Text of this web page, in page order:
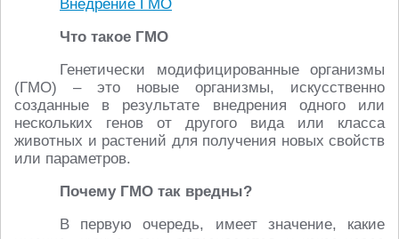
Внедрение ГМО
Что такое ГМО
Генетически модифицированные организмы
(ГМО) – это новые организмы, искусственно
созданные в результате внедрения одного или
нескольких генов от другого вида или класса
животных и растений для получения новых свойств
или параметров.
Почему ГМО так вредны?
В первую очередь, имеет значение, какие